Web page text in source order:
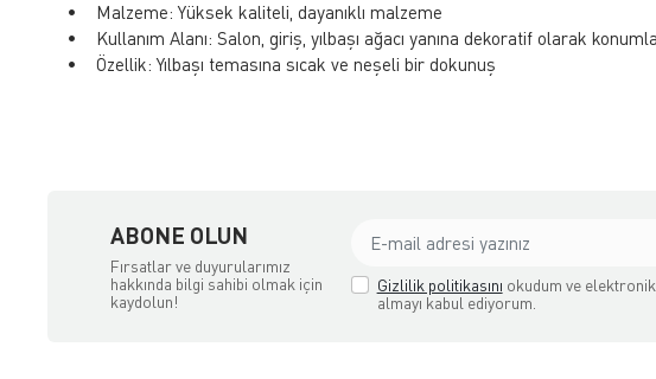
• Malzeme: Yüksek kaliteli, dayanıklı malzeme
• Kullanım Alanı: Salon, giriş, yılbaşı ağacı yanına dekoratif olarak
• Özellik: Yılbaşı temasına sıcak ve neşeli bir dokunuş
ABONE OLUN
Fırsatlar ve duyurularımız
hakkında bilgi sahibi olmak için
kaydolun!
Gizlilik politikasını okudum ve
almayı kabul ediyorum.